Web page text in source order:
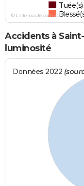
Tuée(s)
© Linternaute.com 2026
Accidents à
luminosité
Données 2022